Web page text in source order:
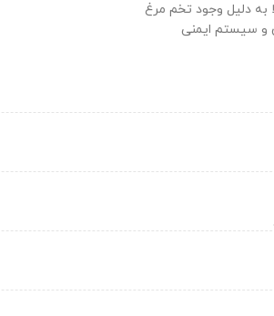
به دلیل وجود تخم مرغ
سیستم ایمنی